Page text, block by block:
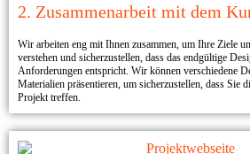
2. Zusammenarbeit mit dem
Wir arbeiten eng mit Ihnen zusammen, um Ihre Ziele
verstehen und sicherzustellen, dass das endgültige
Anforderungen entspricht. Wir können verschiedene
Materialien präsentieren, um sicherzustellen, dass Sie
Projekt treffen.